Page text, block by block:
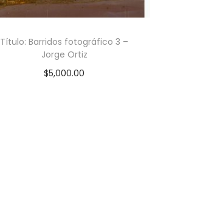
Título: Barridos fotográfico 3 –
Jorge Ortiz
$5,000.00